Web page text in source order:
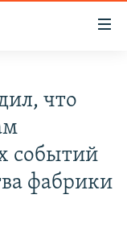
что
событий
фабрики